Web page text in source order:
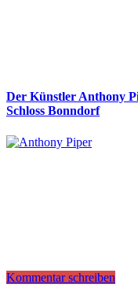
Der Künstler Anthony
Schloss Bonndorf
Kommentar schreiben